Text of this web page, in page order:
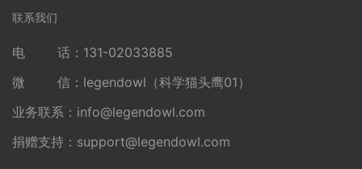
联系我们
电 话：131-02033885
微 信：legendowl（科学猫头鹰01）
业务联系： info@legendowl.com
捐赠支持： support@legendowl.com